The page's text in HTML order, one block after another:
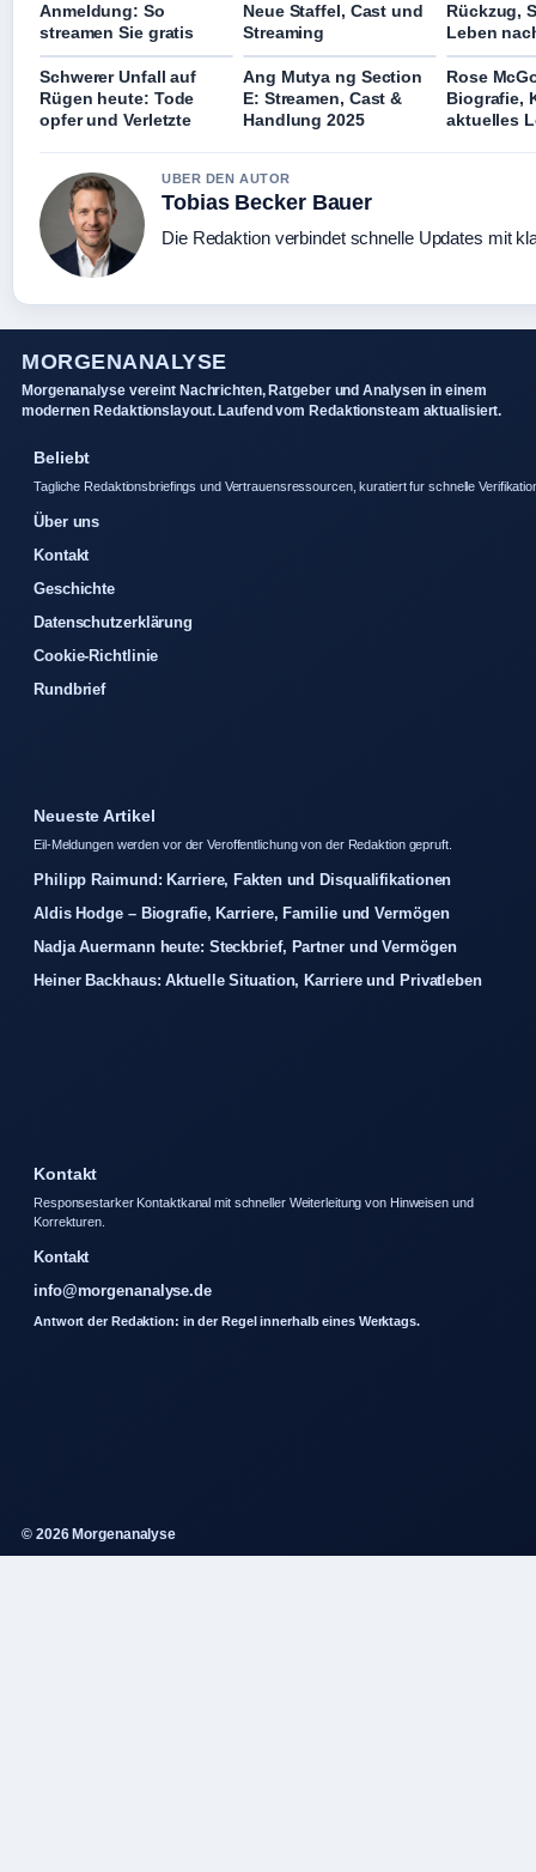
Anmeldung: So
streamen Sie gratis
Neue Staffel, Cast und
Streaming
Rückzug,
Leben
Schwerer Unfall auf
Rügen heute: Tode
opfer und Verletzte
Ang Mutya ng Section
E: Streamen, Cast &
Handlung 2025
Rose
Biografie,
aktuelles
UBER DEN AUTOR
Tobias Becker Bauer
Die Redaktion verbindet schnelle Updates mit
MORGENANALYSE
Morgenanalyse vereint Nachrichten, Ratgeber und Analysen in einem
modernen Redaktionslayout. Laufend vom Redaktionsteam aktualisiert.
Beliebt
Tagliche Redaktionsbriefings und Vertrauensressourcen, kuratiert fur schnelle
Über uns
Kontakt
Geschichte
Datenschutzerklärung
Cookie-Richtlinie
Rundbrief
Neueste Artikel
Eil-Meldungen werden vor der Veroffentlichung von der Redaktion gepruft.
Philipp Raimund: Karriere, Fakten und Disqualifikationen
Aldis Hodge – Biografie, Karriere, Familie und Vermögen
Nadja Auermann heute: Steckbrief, Partner und Vermögen
Heiner Backhaus: Aktuelle Situation, Karriere und Privatleben
Kontakt
Responsestarker Kontaktkanal mit schneller Weiterleitung von Hinweisen und
Korrekturen.
Kontakt
info@morgenanalyse.de
Antwort der Redaktion: in der Regel innerhalb eines Werktags.
© 2026 Morgenanalyse